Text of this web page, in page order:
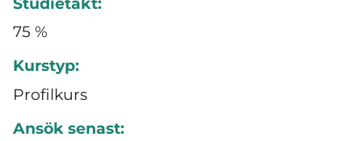
75 %
Kurstyp:
Profilkurs
Ansök senast: